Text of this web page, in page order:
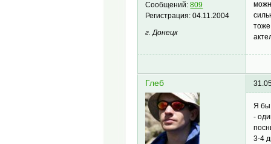
Сообщений:809
Регистрация:04.11.2004
г. Донецк
Глеб
Я бы
-
3-4